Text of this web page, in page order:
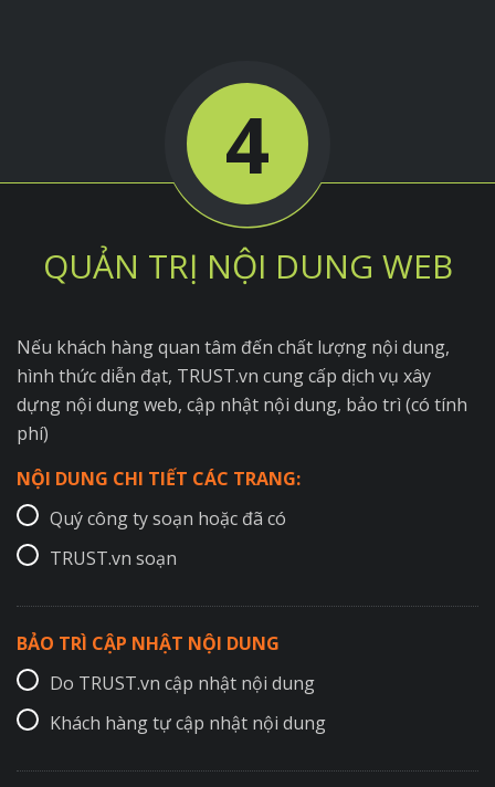
4
QUẢN TRỊ NỘI DUNG WEB
Nếu khách hàng quan tâm đến chất lượng nội dung,
hình thức diễn đạt, TRUST.vn cung cấp dịch vụ xây
dựng nội dung web, cập nhật nội dung, bảo trì (có tính
phí)
NỘI DUNG CHI TIẾT CÁC TRANG:
Quý công ty soạn hoặc đã có
TRUST.vn soạn
BẢO TRÌ CẬP NHẬT NỘI DUNG
Do TRUST.vn cập nhật nội dung
Khách hàng tự cập nhật nội dung